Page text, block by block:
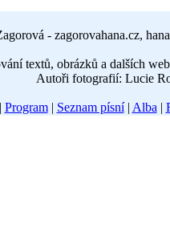
- zagorovahana.cz,
textů, obrázků a dalších
Autoři fotografií: Lucie
| Program| Seznam písní| Alba |